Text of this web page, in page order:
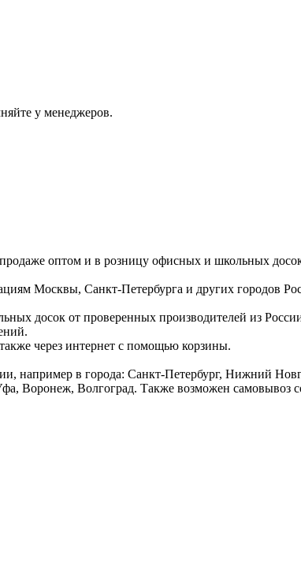
у менеджеров.
оптом и в розницу офисных и школьных
Москвы, Санкт-Петербурга и других городов
досок от проверенных производителей из
через интернет с помощью корзины.
например в города: Санкт-Петербург, Нижний
Воронеж, Волгоград. Также возможен самовывоз